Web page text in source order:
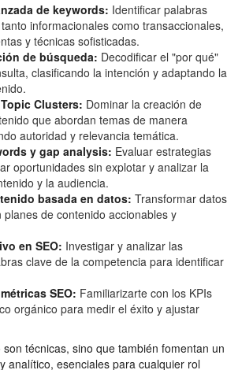
de keywords: Identificar palabras
informacionales como transaccionales,
y técnicas sofisticadas.
de búsqueda: Decodificar el "por qué"
clasificando la intención y adaptando la
Clusters: Dominar la creación de
que abordan temas de manera
autoridad y relevancia temática.
y gap analysis: Evaluar estrategias
oportunidades sin explotar y analizar la
y la audiencia.
basada en datos: Transformar datos
de contenido accionables y
en SEO: Investigar y analizar las
clave de la competencia para identificar
SEO: Familiarizarte con los KPIs
orgánico para medir el éxito y ajustar
técnicas, sino que también fomentan un
analítico, esenciales para cualquier rol